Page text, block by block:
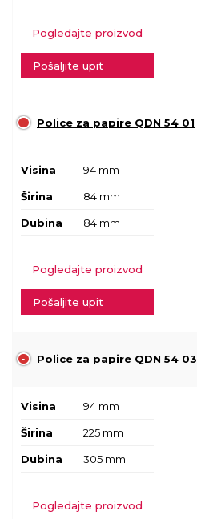
Pogledajte proizvod
Pošaljite upit
Police za papire QDN 54 01
Visina 94 mm
Širina 84 mm
Dubina 84 mm
Pogledajte proizvod
Pošaljite upit
Police za papire QDN 54 03
Visina 94 mm
Širina 225 mm
Dubina 305 mm
Pogledajte proizvod